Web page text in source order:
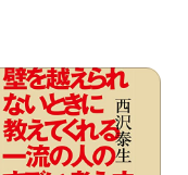
を軽減し、個人の
ト向上によって